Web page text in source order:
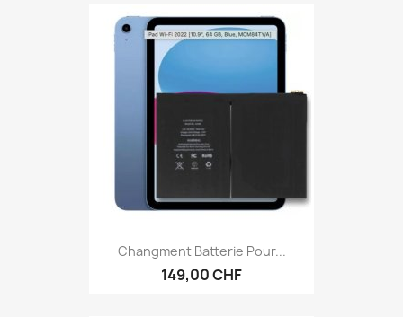
Changment Batterie Pour...
149,00 CHF